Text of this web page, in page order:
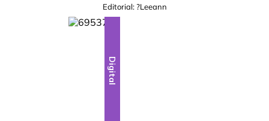
Editorial: ?Leeann
Digital